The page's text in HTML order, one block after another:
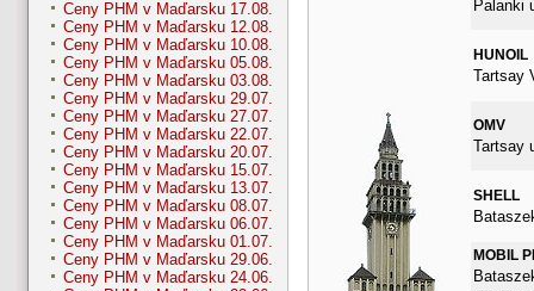
Ceny PHM v Maďarsku 17.08.
Ceny PHM v Maďarsku 12.08.
Ceny PHM v Maďarsku 10.08.
Ceny PHM v Maďarsku 05.08.
Ceny PHM v Maďarsku 03.08.
Ceny PHM v Maďarsku 29.07.
Ceny PHM v Maďarsku 27.07.
Ceny PHM v Maďarsku 22.07.
Ceny PHM v Maďarsku 20.07.
Ceny PHM v Maďarsku 15.07.
Ceny PHM v Maďarsku 13.07.
Ceny PHM v Maďarsku 08.07.
Ceny PHM v Maďarsku 06.07.
Ceny PHM v Maďarsku 01.07.
Ceny PHM v Maďarsku 29.06.
Ceny PHM v Maďarsku 24.06.
Palanki
HUNOIL
Tartsay
OMV
Tartsay
SHELL
MOBIL